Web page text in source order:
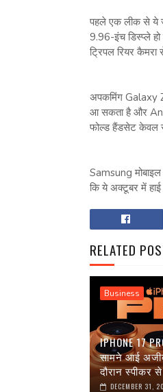
पहले एक लीक से ये
9.96-इंच डिस्प्ले
ट्रिपल रियर
अपकमिंग Galaxy Z
आ सकता है और
फोल्ड हैंडसेट केवल
Samsung
कि ये अक्टूबर में
RELATED
Business
IPHONE 17
सामने आई
दौरान स्पीकर
DECEMBER 31,